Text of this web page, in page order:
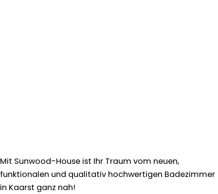
Mit Sunwood-House ist Ihr Traum vom neuen,
funktionalen und qualitativ hochwertigen Badezimmer
in Kaarst ganz nah!